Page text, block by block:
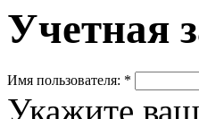
Учетная
Имя пользователя: *
Укажите